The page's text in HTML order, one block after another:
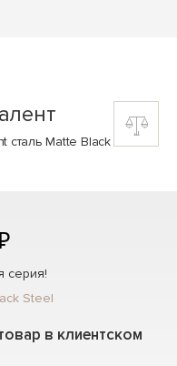
сталь Matte Black
серия!
Steel
в клиентском